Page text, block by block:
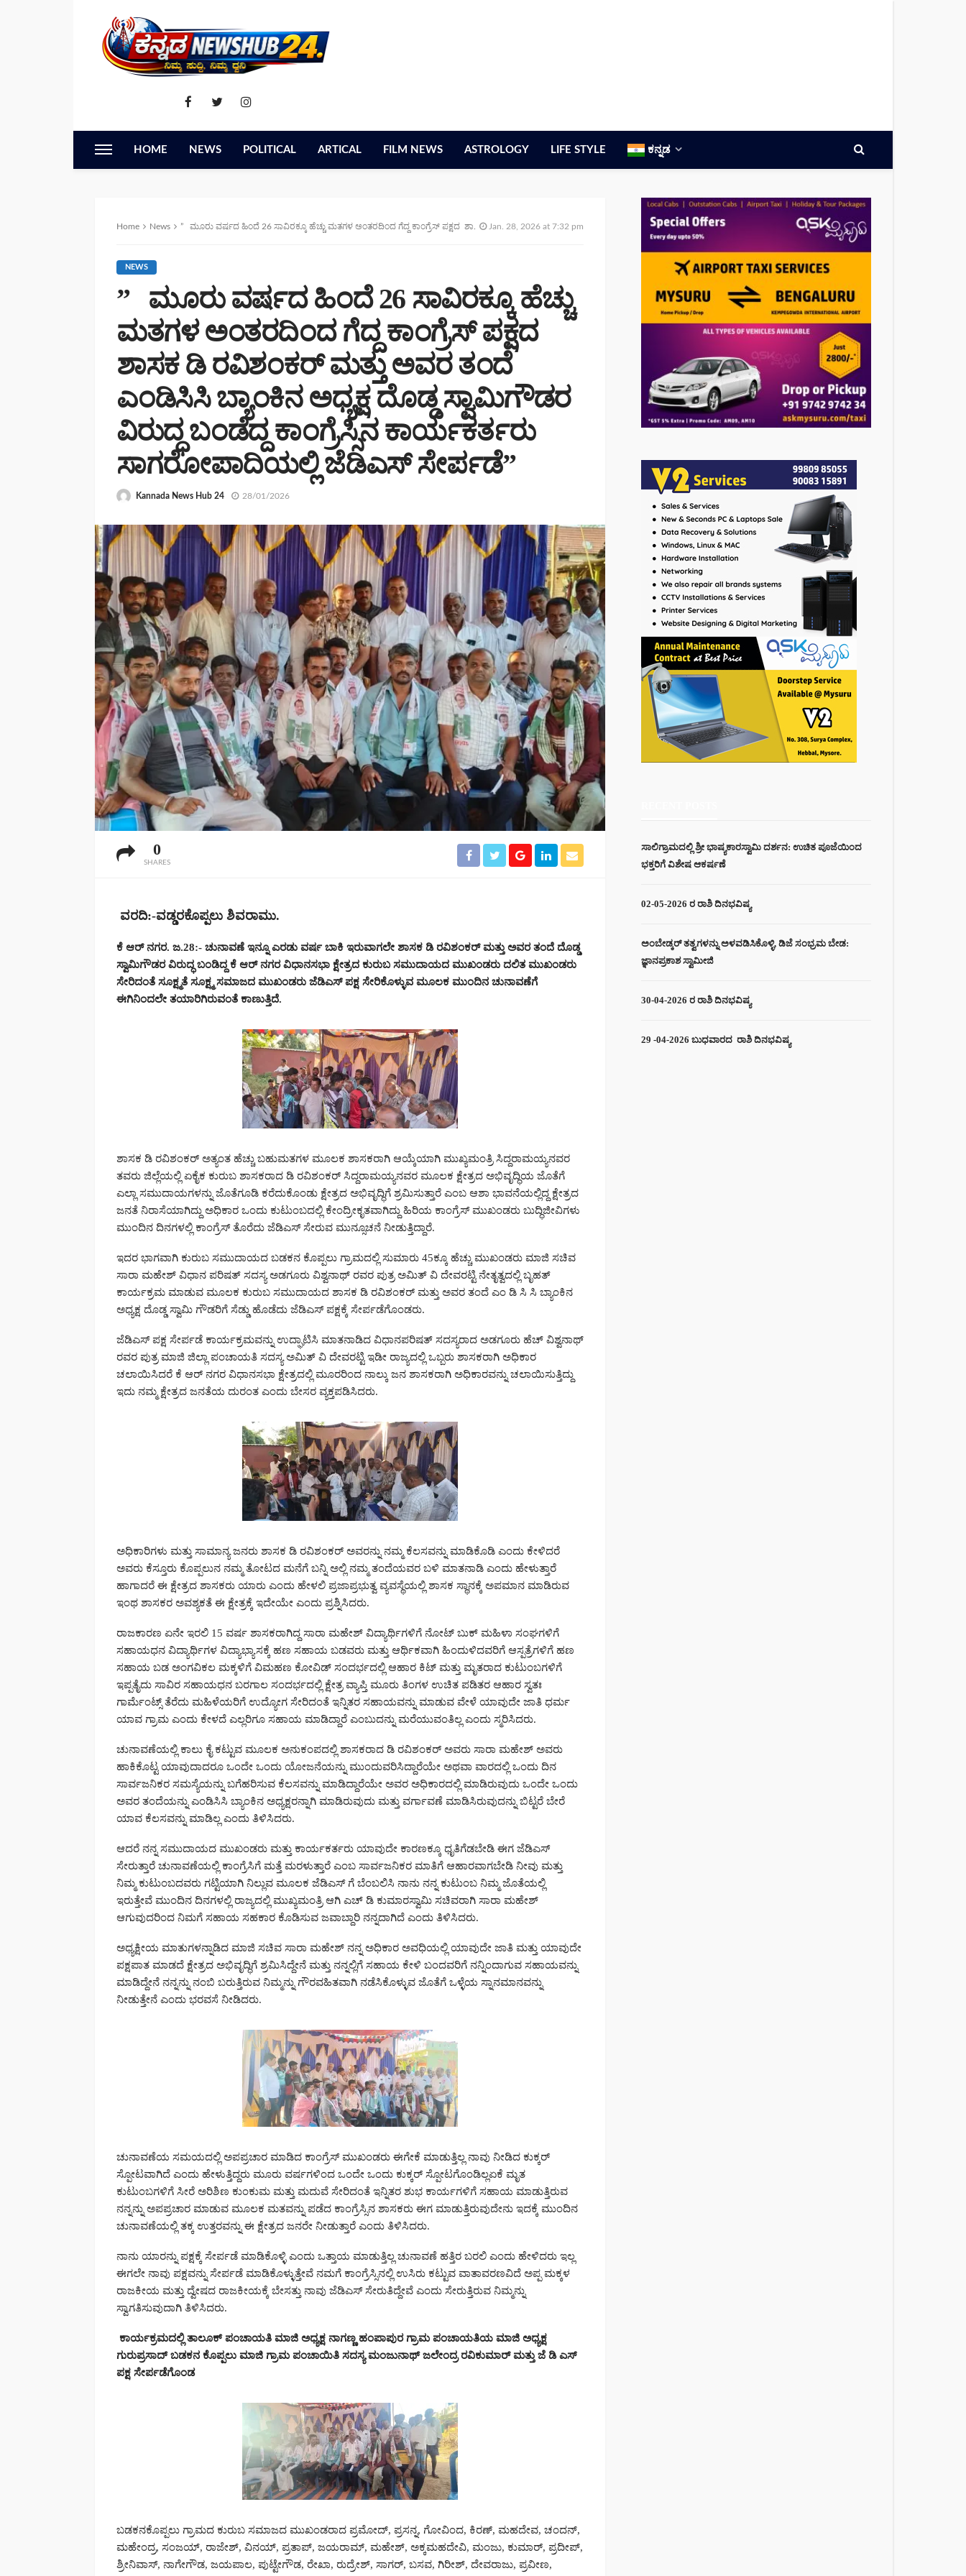
HOME NEWS POLITICAL ARTICAL FILM NEWS ASTROLOGY LIFE STYLE ಕನ್ನಡ
Home News ” ಮೂರು ವರ್ಷದ ಹಿಂದೆ 26 ಸಾವಿರಕ್ಕೂ ಹೆಚ್ಚು ಮತಗಳ ಅಂತರದಿಂದ ಗೆದ್ದ ಕಾಂಗ್ರೆಸ್ ಪಕ್ಷದ ಶಾಸಕ ಡಿ ರವಿಶಂಕರ್ ಮತ್ತು ಅವರ ತಂದೆ ಎಂಡಿಸಿಸಿ ಬ್ಯಾಂಕಿನ ಅಧ್ಯಕ್ಷ ದೊಡ್ಡ ಸ್ವಾಮಿಗೌಡರ ವಿರುದ್ಧ ಬಂಡೆದ್ದ ಕಾಂಗ್ರೆಸ್ಸಿನ ಕಾರ್ಯಕರ್ತರು ಸಾಗರೋಪಾದಿಯಲ್ಲಿ ಜೆಡಿಎಸ್ ಸೇರ್ಪಡೆ” Jan. 28, 2026 at 7:32 pm
NEWS
” ಮೂರು ವರ್ಷದ ಹಿಂದೆ 26 ಸಾವಿರಕ್ಕೂ ಹೆಚ್ಚು
ಮತಗಳ ಅಂತರದಿಂದ ಗೆದ್ದ ಕಾಂಗ್ರೆಸ್ ಪಕ್ಷದ
ಶಾಸಕ ಡಿ ರವಿಶಂಕರ್ ಮತ್ತು ಅವರ ತಂದೆ
ಎಂಡಿಸಿಸಿ ಬ್ಯಾಂಕಿನ ಅಧ್ಯಕ್ಷ ದೊಡ್ಡ ಸ್ವಾಮಿಗೌಡರ
ವಿರುದ್ಧ ಬಂಡೆದ್ದ ಕಾಂಗ್ರೆಸ್ಸಿನ ಕಾರ್ಯಕರ್ತರು
ಸಾಗರೋಪಾದಿಯಲ್ಲಿ ಜೆಡಿಎಸ್ ಸೇರ್ಪಡೆ”
Kannada News Hub 24 28/01/2026
0
SHARES
ವರದಿ:-ವಡ್ಡರಕೊಪ್ಪಲು ಶಿವರಾಮು.
ಕೆ ಆರ್ ನಗರ. ಜ.28:- ಚುನಾವಣೆ ಇನ್ನೂ ಎರಡು ವರ್ಷ ಬಾಕಿ ಇರುವಾಗಲೇ ಶಾಸಕ ಡಿ ರವಿಶಂಕರ್ ಮತ್ತು ಅವರ ತಂದೆ ದೊಡ್ಡ
ಸ್ವಾಮಿಗೌಡರ ವಿರುದ್ಧ ಬಂಡಿದ್ದ ಕೆ ಆರ್ ನಗರ ವಿಧಾನಸಭಾ ಕ್ಷೇತ್ರದ ಕುರುಬ ಸಮುದಾಯದ ಮುಖಂಡರು ದಲಿತ ಮುಖಂಡರು
ಸೇರಿದಂತೆ ಸೂಕ್ಷ್ಮತೆ ಸೂಕ್ಷ್ಮ ಸಮಾಜದ ಮುಖಂಡರು ಜೆಡಿಎಸ್ ಪಕ್ಷ ಸೇರಿಕೊಳ್ಳುವ ಮೂಲಕ ಮುಂದಿನ ಚುನಾವಣೆಗೆ
ಈಗಿನಿಂದಲೇ ತಯಾರಿಗಿರುವಂತೆ ಕಾಣುತ್ತಿದೆ.
ಶಾಸಕ ಡಿ ರವಿಶಂಕರ್ ಅತ್ಯಂತ ಹೆಚ್ಚು ಬಹುಮತಗಳ ಮೂಲಕ ಶಾಸಕರಾಗಿ ಆಯ್ಕೆಯಾಗಿ ಮುಖ್ಯಮಂತ್ರಿ ಸಿದ್ದರಾಮಯ್ಯನವರ
ತವರು ಜಿಲ್ಲೆಯಲ್ಲಿ ಏಕೈಕ ಕುರುಬ ಶಾಸಕರಾದ ಡಿ ರವಿಶಂಕರ್ ಸಿದ್ದರಾಮಯ್ಯನವರ ಮೂಲಕ ಕ್ಷೇತ್ರದ ಅಭಿವೃದ್ಧಿಯ ಜೊತೆಗೆ
ಎಲ್ಲಾ ಸಮುದಾಯಗಳನ್ನು ಜೊತೆಗೂಡಿ ಕರೆದುಕೊಂಡು ಕ್ಷೇತ್ರದ ಅಭಿವೃದ್ಧಿಗೆ ಶ್ರಮಿಸುತ್ತಾರೆ ಎಂಬ ಆಶಾ ಭಾವನೆಯಲ್ಲಿದ್ದ ಕ್ಷೇತ್ರದ
ಜನತೆ ನಿರಾಸೆಯಾಗಿದ್ದು ಅಧಿಕಾರ ಒಂದು ಕುಟುಂಬದಲ್ಲಿ ಕೇಂದ್ರೀಕೃತವಾಗಿದ್ದು ಹಿರಿಯ ಕಾಂಗ್ರೆಸ್ ಮುಖಂಡರು ಬುದ್ಧಿಜೀವಿಗಳು
ಮುಂದಿನ ದಿನಗಳಲ್ಲಿ ಕಾಂಗ್ರೆಸ್ ತೊರೆದು ಜೆಡಿಎಸ್ ಸೇರುವ ಮುನ್ಸೂಚನೆ ನೀಡುತ್ತಿದ್ದಾರೆ.
ಇದರ ಭಾಗವಾಗಿ ಕುರುಬ ಸಮುದಾಯದ ಬಡಕನ ಕೊಪ್ಪಲು ಗ್ರಾಮದಲ್ಲಿ ಸುಮಾರು 45ಕ್ಕೂ ಹೆಚ್ಚು ಮುಖಂಡರು ಮಾಜಿ ಸಚಿವ
ಸಾರಾ ಮಹೇಶ್ ವಿಧಾನ ಪರಿಷತ್ ಸದಸ್ಯ ಅಡಗೂರು ವಿಶ್ವನಾಥ್ ರವರ ಪುತ್ರ ಅಮಿತ್ ವಿ ದೇವರಟ್ಟಿ ನೇತೃತ್ವದಲ್ಲಿ ಬೃಹತ್
ಕಾರ್ಯಕ್ರಮ ಮಾಡುವ ಮೂಲಕ ಕುರುಬ ಸಮುದಾಯದ ಶಾಸಕ ಡಿ ರವಿಶಂಕರ್ ಮತ್ತು ಅವರ ತಂದೆ ಎಂ ಡಿ ಸಿ ಸಿ ಬ್ಯಾಂಕಿನ
ಅಧ್ಯಕ್ಷ ದೊಡ್ಡ ಸ್ವಾಮಿ ಗೌಡರಿಗೆ ಸೆಡ್ಡು ಹೊಡೆದು ಜೆಡಿಎಸ್ ಪಕ್ಷಕ್ಕೆ ಸೇರ್ಪಡೆಗೊಂಡರು.
ಜೆಡಿಎಸ್ ಪಕ್ಷ ಸೇರ್ಪಡೆ ಕಾರ್ಯಕ್ರಮವನ್ನು ಉದ್ಘಾಟಿಸಿ ಮಾತನಾಡಿದ ವಿಧಾನಪರಿಷತ್ ಸದಸ್ಯರಾದ ಅಡಗೂರು ಹೆಚ್ ವಿಶ್ವನಾಥ್
ರವರ ಪುತ್ರ ಮಾಜಿ ಜಿಲ್ಲಾ ಪಂಚಾಯತಿ ಸದಸ್ಯ ಅಮಿತ್ ವಿ ದೇವರಟ್ಟಿ ಇಡೀ ರಾಜ್ಯದಲ್ಲಿ ಒಬ್ಬರು ಶಾಸಕರಾಗಿ ಅಧಿಕಾರ
ಚಲಾಯಿಸಿದರೆ ಕೆ ಆರ್ ನಗರ ವಿಧಾನಸಭಾ ಕ್ಷೇತ್ರದಲ್ಲಿ ಮೂರರಿಂದ ನಾಲ್ಕು ಜನ ಶಾಸಕರಾಗಿ ಅಧಿಕಾರವನ್ನು ಚಲಾಯಿಸುತ್ತಿದ್ದು
ಇದು ನಮ್ಮ ಕ್ಷೇತ್ರದ ಜನತೆಯ ದುರಂತ ಎಂದು ಬೇಸರ ವ್ಯಕ್ತಪಡಿಸಿದರು.
ಅಧಿಕಾರಿಗಳು ಮತ್ತು ಸಾಮಾನ್ಯ ಜನರು ಶಾಸಕ ಡಿ ರವಿಶಂಕರ್ ಅವರನ್ನು ನಮ್ಮ ಕೆಲಸವನ್ನು ಮಾಡಿಕೊಡಿ ಎಂದು ಕೇಳಿದರೆ
ಅವರು ಕೆಸ್ತೂರು ಕೊಪ್ಪಲುನ ನಮ್ಮ ತೋಟದ ಮನೆಗೆ ಬನ್ನಿ ಅಲ್ಲಿ ನಮ್ಮ ತಂದೆಯವರ ಬಳಿ ಮಾತನಾಡಿ ಎಂದು ಹೇಳುತ್ತಾರೆ
ಹಾಗಾದರೆ ಈ ಕ್ಷೇತ್ರದ ಶಾಸಕರು ಯಾರು ಎಂದು ಹೇಳಲಿ ಪ್ರಜಾಪ್ರಭುತ್ವ ವ್ಯವಸ್ಥೆಯಲ್ಲಿ ಶಾಸಕ ಸ್ಥಾನಕ್ಕೆ ಅಪಮಾನ ಮಾಡಿರುವ
ಇಂಥ ಶಾಸಕರ ಅವಶ್ಯಕತೆ ಈ ಕ್ಷೇತ್ರಕ್ಕೆ ಇದೇಯೇ ಎಂದು ಪ್ರಶ್ನಿಸಿದರು.
ರಾಜಕಾರಣ ಏನೇ ಇರಲಿ 15 ವರ್ಷ ಶಾಸಕರಾಗಿದ್ದ ಸಾರಾ ಮಹೇಶ್ ವಿದ್ಯಾರ್ಥಿಗಳಿಗೆ ನೋಟ್ ಬುಕ್ ಮಹಿಳಾ ಸಂಘಗಳಿಗೆ
ಸಹಾಯಧನ ವಿದ್ಯಾರ್ಥಿಗಳ ವಿದ್ಯಾಭ್ಯಾಸಕ್ಕೆ ಹಣ ಸಹಾಯ ಬಡವರು ಮತ್ತು ಆರ್ಥಿಕವಾಗಿ ಹಿಂದುಳಿದವರಿಗೆ ಆಸ್ಪತ್ರೆಗಳಿಗೆ ಹಣ
ಸಹಾಯ ಬಡ ಅಂಗವಿಕಲ ಮಕ್ಕಳಿಗೆ ವಿಮಹಣ ಕೋವಿಡ್ ಸಂದರ್ಭದಲ್ಲಿ ಆಹಾರ ಕಿಟ್ ಮತ್ತು ಮೃತರಾದ ಕುಟುಂಬಗಳಿಗೆ
ಇಪ್ಪತೈದು ಸಾವಿರ ಸಹಾಯಧನ ಬರಗಾಲ ಸಂದರ್ಭದಲ್ಲಿ ಕ್ಷೇತ್ರ ವ್ಯಾಪ್ತಿ ಮೂರು ತಿಂಗಳ ಉಚಿತ ಪಡಿತರ ಆಹಾರ ಸ್ವತಃ
ಗಾರ್ಮೆಂಟ್ಸ್ ತೆರೆದು ಮಹಿಳೆಯರಿಗೆ ಉದ್ಯೋಗ ಸೇರಿದಂತೆ ಇನ್ನಿತರ ಸಹಾಯವನ್ನು ಮಾಡುವ ವೇಳೆ ಯಾವುದೇ ಜಾತಿ ಧರ್ಮ
ಯಾವ ಗ್ರಾಮ ಎಂದು ಕೇಳದೆ ಎಲ್ಲರಿಗೂ ಸಹಾಯ ಮಾಡಿದ್ದಾರೆ ಎಂಬುದನ್ನು ಮರೆಯುವಂತಿಲ್ಲ ಎಂದು ಸ್ಮರಿಸಿದರು.
ಚುನಾವಣೆಯಲ್ಲಿ ಕಾಲು ಕೈ ಕಟ್ಟುವ ಮೂಲಕ ಅನುಕಂಪದಲ್ಲಿ ಶಾಸಕರಾದ ಡಿ ರವಿಶಂಕರ್ ಅವರು ಸಾರಾ ಮಹೇಶ್ ಅವರು
ಹಾಕಿಕೊಟ್ಟ ಯಾವುದಾದರೂ ಒಂದೇ ಒಂದು ಯೋಜನೆಯನ್ನು ಮುಂದುವರಿಸಿದ್ದಾರೆಯೇ ಅಥವಾ ವಾರದಲ್ಲಿ ಒಂದು ದಿನ
ಸಾರ್ವಜನಿಕರ ಸಮಸ್ಯೆಯನ್ನು ಬಗೆಹರಿಸುವ ಕೆಲಸವನ್ನು ಮಾಡಿದ್ದಾರೆಯೇ ಅವರ ಅಧಿಕಾರದಲ್ಲಿ ಮಾಡಿರುವುದು ಒಂದೇ ಒಂದು
ಅವರ ತಂದೆಯನ್ನು ಎಂಡಿಸಿಸಿ ಬ್ಯಾಂಕಿನ ಅಧ್ಯಕ್ಷರನ್ನಾಗಿ ಮಾಡಿರುವುದು ಮತ್ತು ವರ್ಗಾವಣೆ ಮಾಡಿಸಿರುವುದನ್ನು ಬಿಟ್ಟರೆ ಬೇರೆ
ಯಾವ ಕೆಲಸವನ್ನು ಮಾಡಿಲ್ಲ ಎಂದು ತಿಳಿಸಿದರು.
ಆದರೆ ನನ್ನ ಸಮುದಾಯದ ಮುಖಂಡರು ಮತ್ತು ಕಾರ್ಯಕರ್ತರು ಯಾವುದೇ ಕಾರಣಕ್ಕೂ ಧೃತಿಗೆಡಬೇಡಿ ಈಗ ಜೆಡಿಎಸ್
ಸೇರುತ್ತಾರೆ ಚುನಾವಣೆಯಲ್ಲಿ ಕಾಂಗ್ರೆಸಿಗೆ ಮತ್ತೆ ಮರಳುತ್ತಾರೆ ಎಂಬ ಸಾರ್ವಜನಿಕರ ಮಾತಿಗೆ ಆಹಾರವಾಗಬೇಡಿ ನೀವು ಮತ್ತು
ನಿಮ್ಮ ಕುಟುಂಬದವರು ಗಟ್ಟಿಯಾಗಿ ನಿಲ್ಲುವ ಮೂಲಕ ಜೆಡಿಎಸ್ ಗೆ ಬೆಂಬಲಿಸಿ ನಾನು ನನ್ನ ಕುಟುಂಬ ನಿಮ್ಮ ಜೊತೆಯಲ್ಲಿ
ಇರುತ್ತೇವೆ ಮುಂದಿನ ದಿನಗಳಲ್ಲಿ ರಾಜ್ಯದಲ್ಲಿ ಮುಖ್ಯಮಂತ್ರಿ ಆಗಿ ಎಚ್ ಡಿ ಕುಮಾರಸ್ವಾಮಿ ಸಚಿವರಾಗಿ ಸಾರಾ ಮಹೇಶ್
ಆಗುವುದರಿಂದ ನಿಮಗೆ ಸಹಾಯ ಸಹಕಾರ ಕೊಡಿಸುವ ಜವಾಬ್ದಾರಿ ನನ್ನದಾಗಿದೆ ಎಂದು ತಿಳಿಸಿದರು.
ಅಧ್ಯಕ್ಷೀಯ ಮಾತುಗಳನ್ನಾಡಿದ ಮಾಜಿ ಸಚಿವ ಸಾರಾ ಮಹೇಶ್ ನನ್ನ ಅಧಿಕಾರ ಅವಧಿಯಲ್ಲಿ ಯಾವುದೇ ಜಾತಿ ಮತ್ತು ಯಾವುದೇ
ಪಕ್ಷಪಾತ ಮಾಡದೆ ಕ್ಷೇತ್ರದ ಅಭಿವೃದ್ಧಿಗೆ ಶ್ರಮಿಸಿದ್ದೇನೆ ಮತ್ತು ನನ್ನಲ್ಲಿಗೆ ಸಹಾಯ ಕೇಳಿ ಬಂದವರಿಗೆ ನನ್ನಿಂದಾಗುವ ಸಹಾಯವನ್ನು
ಮಾಡಿದ್ದೇನೆ ನನ್ನನ್ನು ನಂಬಿ ಬರುತ್ತಿರುವ ನಿಮ್ಮನ್ನು ಗೌರವಹಿತವಾಗಿ ನಡೆಸಿಕೊಳ್ಳುವ ಜೊತೆಗೆ ಒಳ್ಳೆಯ ಸ್ನಾನಮಾನವನ್ನು
ನೀಡುತ್ತೇನೆ ಎಂದು ಭರವಸೆ ನೀಡಿದರು.
ಚುನಾವಣೆಯ ಸಮಯದಲ್ಲಿ ಅಪಪ್ರಚಾರ ಮಾಡಿದ ಕಾಂಗ್ರೆಸ್ ಮುಖಂಡರು ಈಗೇಕೆ ಮಾಡುತ್ತಿಲ್ಲ ನಾವು ನೀಡಿದ ಕುಕ್ಕರ್
ಸ್ಪೋಟವಾಗಿದೆ ಎಂದು ಹೇಳುತ್ತಿದ್ದರು ಮೂರು ವರ್ಷಗಳಿಂದ ಒಂದೇ ಒಂದು ಕುಕ್ಕರ್ ಸ್ಪೋಟಗೊಂಡಿಲ್ಲಏಕೆ ಮೃತ
ಕುಟುಂಬಗಳಿಗೆ ಸೀರೆ ಅರಿಶಿಣ ಕುಂಕುಮ ಮತ್ತು ಮದುವೆ ಸೇರಿದಂತೆ ಇನ್ನಿತರ ಶುಭ ಕಾರ್ಯಗಳಿಗೆ ಸಹಾಯ ಮಾಡುತ್ತಿರುವ
ನನ್ನನ್ನು ಅಪಪ್ರಚಾರ ಮಾಡುವ ಮೂಲಕ ಮತವನ್ನು ಪಡೆದ ಕಾಂಗ್ರೆಸ್ಸಿನ ಶಾಸಕರು ಈಗ ಮಾಡುತ್ತಿರುವುದೇನು ಇದಕ್ಕೆ ಮುಂದಿನ
ಚುನಾವಣೆಯಲ್ಲಿ ತಕ್ಕ ಉತ್ತರವನ್ನು ಈ ಕ್ಷೇತ್ರದ ಜನರೇ ನೀಡುತ್ತಾರೆ ಎಂದು ತಿಳಿಸಿದರು.
ನಾನು ಯಾರನ್ನು ಪಕ್ಷಕ್ಕೆ ಸೇರ್ಪಡೆ ಮಾಡಿಕೊಳ್ಳಿ ಎಂದು ಒತ್ತಾಯ ಮಾಡುತ್ತಿಲ್ಲ ಚುನಾವಣೆ ಹತ್ತಿರ ಬರಲಿ ಎಂದು ಹೇಳಿದರು ಇಲ್ಲ
ಈಗಲೇ ನಾವು ಪಕ್ಷವನ್ನು ಸೇರ್ಪಡೆ ಮಾಡಿಕೊಳ್ಳುತ್ತೇವೆ ನಮಗೆ ಕಾಂಗ್ರೆಸ್ಸಿನಲ್ಲಿ ಉಸಿರು ಕಟ್ಟುವ ವಾತಾವರಣವಿದೆ ಅಪ್ಪ ಮಕ್ಕಳ
ರಾಜಕೀಯ ಮತ್ತು ದ್ವೇಷದ ರಾಜಕೀಯಕ್ಕೆ ಬೇಸತ್ತು ನಾವು ಜೆಡಿಎಸ್ ಸೇರುತಿದ್ದೇವೆ ಎಂದು ಸೇರುತ್ತಿರುವ ನಿಮ್ಮನ್ನು
ಸ್ವಾಗತಿಸುವುದಾಗಿ ತಿಳಿಸಿದರು.
ಕಾರ್ಯಕ್ರಮದಲ್ಲಿ ತಾಲೂಕ್ ಪಂಚಾಯತಿ ಮಾಜಿ ಅಧ್ಯಕ್ಷ ನಾಗಣ್ಣ ಹಂಪಾಪುರ ಗ್ರಾಮ ಪಂಚಾಯತಿಯ ಮಾಜಿ ಅಧ್ಯಕ್ಷ
ಗುರುಪ್ರಸಾದ್ ಬಡಕನ ಕೊಪ್ಪಲು ಮಾಜಿ ಗ್ರಾಮ ಪಂಚಾಯಿತಿ ಸದಸ್ಯ ಮಂಜುನಾಥ್ ಜಲೇಂದ್ರ ರವಿಕುಮಾರ್ ಮತ್ತು ಜೆ ಡಿ ಎಸ್
ಪಕ್ಷ ಸೇರ್ಪಡೆಗೊಂಡ
ಬಡಕನಕೊಪ್ಪಲು ಗ್ರಾಮದ ಕುರುಬ ಸಮಾಜದ ಮುಖಂಡರಾದ ಪ್ರಮೋದ್, ಪ್ರಸನ್ನ, ಗೋವಿಂದ, ಕಿರಣ್, ಮಹದೇವ, ಚಂದನ್,
ಮಹೇಂದ್ರ, ಸಂಜಯ್, ರಾಜೇಶ್, ವಿನಯ್, ಪ್ರತಾಪ್, ಜಯರಾಮ್, ಮಹೇಶ್, ಅಕ್ಕಮಹದೇವಿ, ಮಂಜು, ಕುಮಾರ್, ಪ್ರದೀಪ್,
ಶ್ರೀನಿವಾಸ್, ನಾಗೇಗೌಡ, ಜಯಪಾಲ, ಪುಟ್ಟೇಗೌಡ, ರೇಖಾ, ರುದ್ರೇಶ್, ಸಾಗರ್, ಬಸವ, ಗಿರೀಶ್, ದೇವರಾಜು, ಪ್ರವೀಣ,
ಸಾಲಿಗ್ರಾಮದಲ್ಲಿ ಶ್ರೀ ಭಾಷ್ಯಕಾರಸ್ವಾಮಿ ದರ್ಶನ: ಉಚಿತ ಪೂಜೆಯಿಂದ
ಭಕ್ತರಿಗೆ ವಿಶೇಷ ಆಕರ್ಷಣೆ
02-05-2026 ರ ರಾಶಿ ದಿನಭವಿಷ್ಯ
ಅಂಬೇಡ್ಕರ್ ತತ್ವಗಳನ್ನು ಅಳವಡಿಸಿಕೊಳ್ಳಿ, ಡಿಜೆ ಸಂಭ್ರಮ ಬೇಡ:
ಜ್ಞಾನಪ್ರಕಾಶ ಸ್ವಾಮೀಜಿ
30-04-2026 ರ ರಾಶಿ ದಿನಭವಿಷ್ಯ
29 -04-2026 ಬುಧವಾರದ ರಾಶಿ ದಿನಭವಿಷ್ಯ